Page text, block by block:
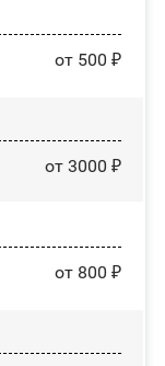
от 500 ₽
от 3000 ₽
от 800 ₽